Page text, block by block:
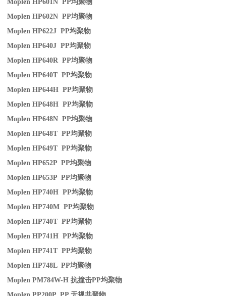
Moplen HP601N PP均聚物
Moplen HP602N PP均聚物
Moplen HP622J PP均聚物
Moplen HP640J PP均聚物
Moplen HP640R PP均聚物
Moplen HP640T PP均聚物
Moplen HP644H PP均聚物
Moplen HP648H PP均聚物
Moplen HP648N PP均聚物
Moplen HP648T PP均聚物
Moplen HP649T PP均聚物
Moplen HP652P PP均聚物
Moplen HP653P PP均聚物
Moplen HP740H PP均聚物
Moplen HP740M PP均聚物
Moplen HP740T PP均聚物
Moplen HP741H PP均聚物
Moplen HP741T PP均聚物
Moplen HP748L PP均聚物
Moplen PM784W-H抗撞击PP均聚物